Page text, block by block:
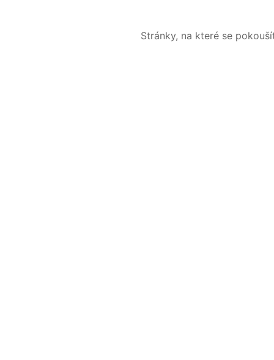
Stránky, na které se